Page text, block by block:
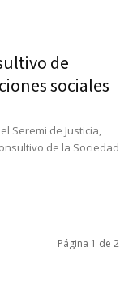
de
sociales
Seremi de Justicia,
de la Sociedad
Página 1 de 2